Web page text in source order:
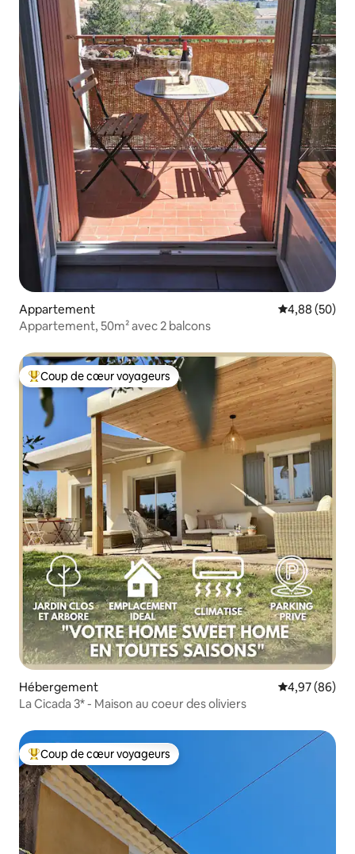
Appartement Évaluation
4,88 (50)
Appartement, 50m² avec 2 balcons
Coups de cœur voyageurs les plus appréciés
Coup de cœur voyageurs
Hébergement Évaluation
4,97 (86)
La Cicada 3* - Maison au coeur des oliviers
Coups de cœur voyageurs les plus appréciés
Coup de cœur voyageurs